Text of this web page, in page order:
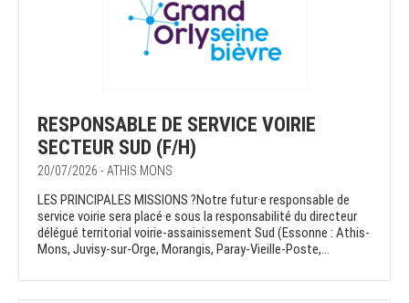
RESPONSABLE DE SERVICE VOIRIE
SECTEUR SUD (F/H)
20/07/2026 - ATHIS MONS
LES PRINCIPALES MISSIONS ?Notre futur·e responsable de
service voirie sera placé·e sous la responsabilité du directeur
délégué territorial voirie-assainissement Sud (Essonne : Athis-
Mons, Juvisy-sur-Orge, Morangis, Paray-Vieille-Poste,...